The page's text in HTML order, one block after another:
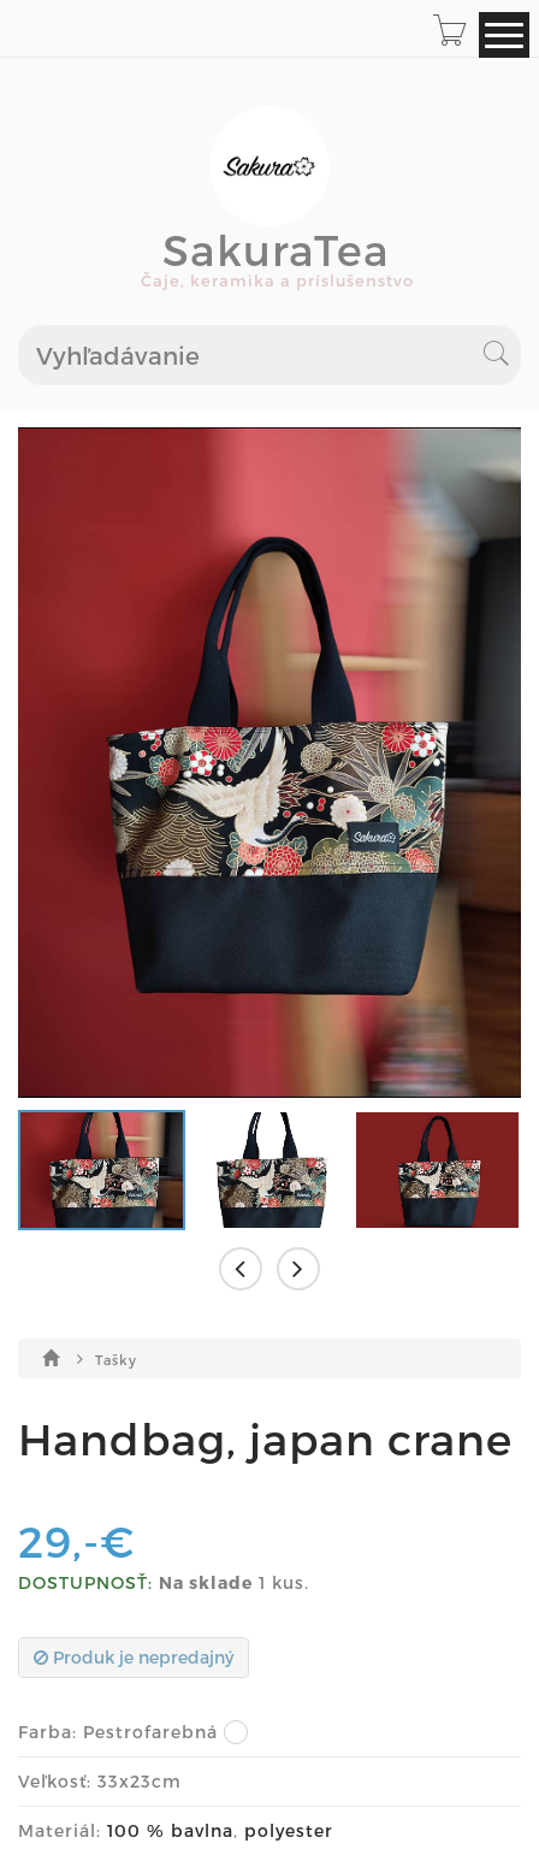
SakuraTea
Čaje, keramika a príslušenstvo
Tašky
Handbag, japan crane
29,-€
DOSTUPNOSŤ: Na sklade 1 kus.
Produk je nepredajný
Farba: Pestrofarebná
Veľkosť: 33x23cm
Materiál: 100 % bavlna, polyester